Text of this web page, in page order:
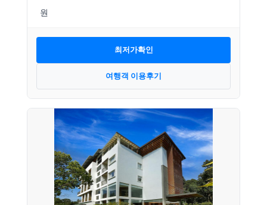
최저가확인
여행객 이용후기